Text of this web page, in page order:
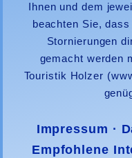
Ihnen und dem
beachten Sie,
Stornierungen
gemacht werden
Touristik Holzer
Impressum ·
Empfohlene